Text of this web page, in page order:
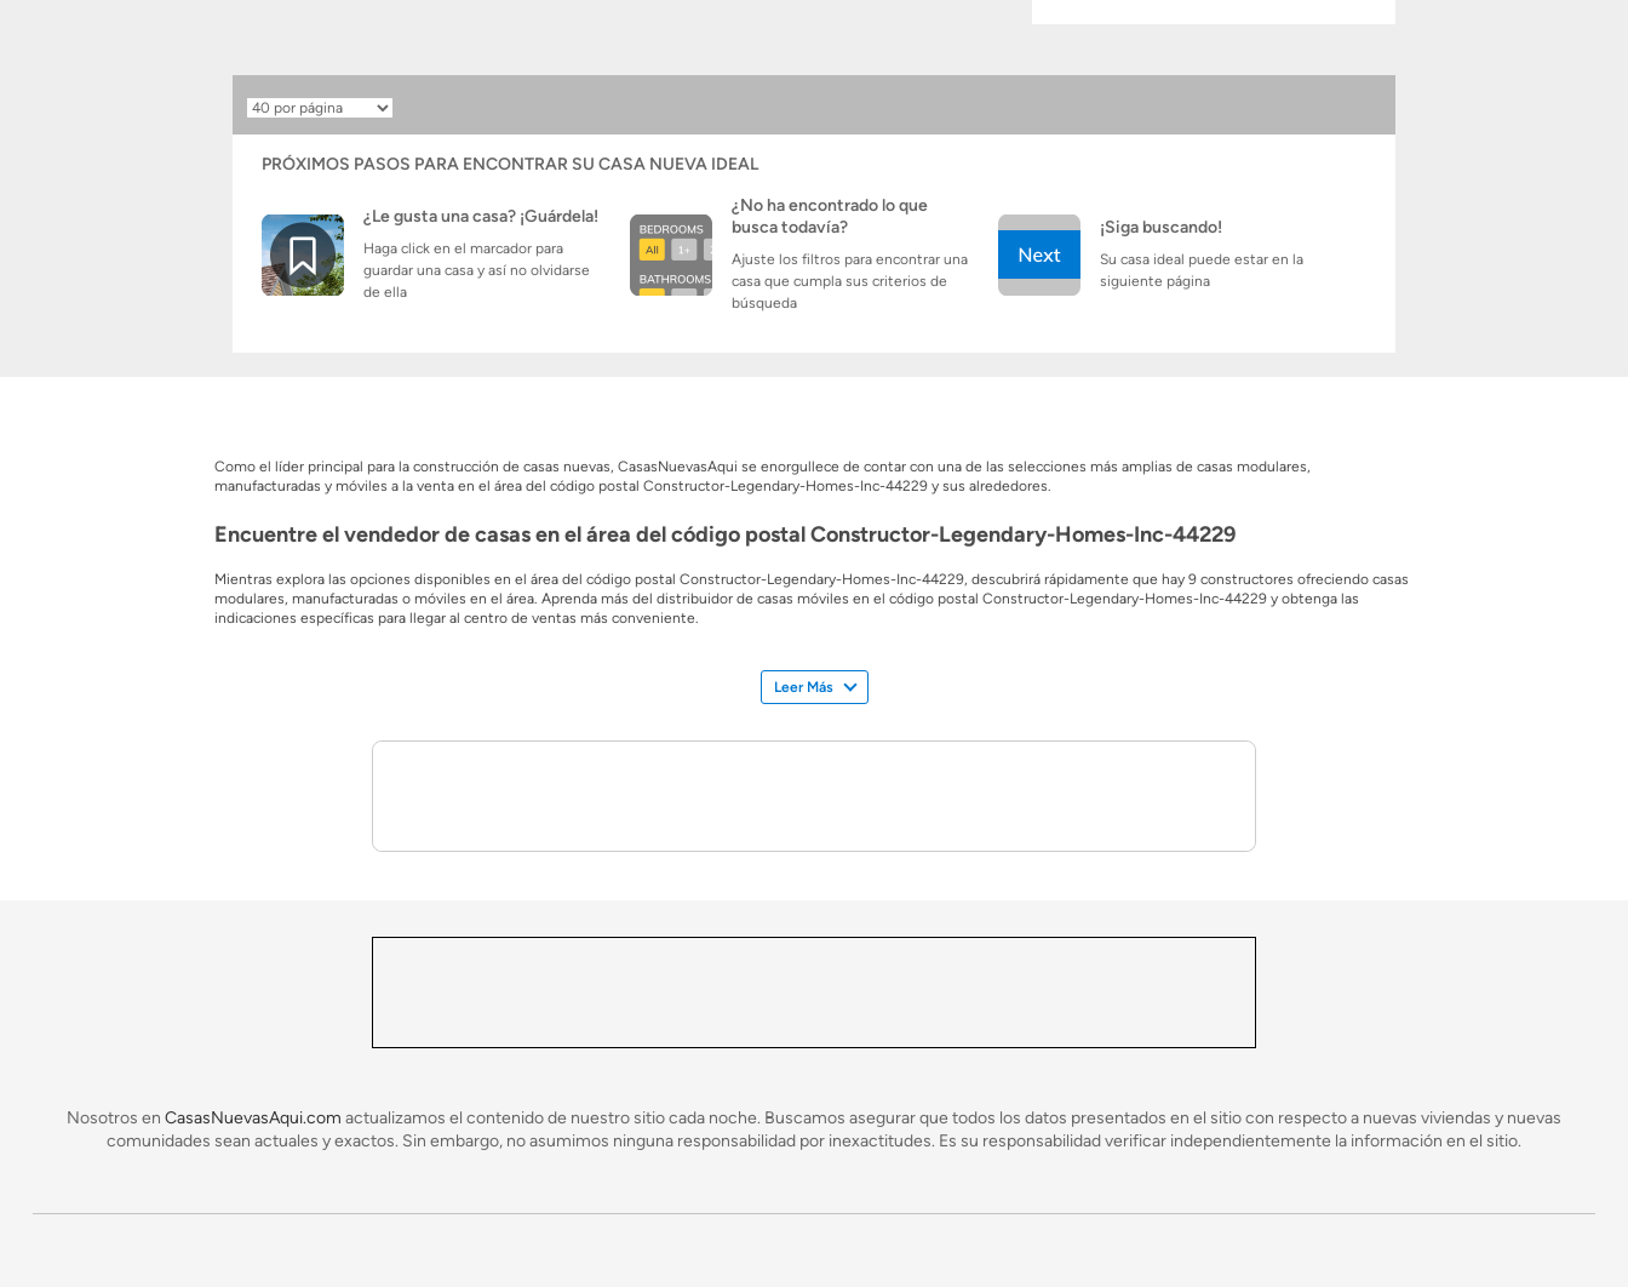
Resultados
por
página
PRÓXIMOS PASOS PARA ENCONTRAR SU CASA NUEVA IDEAL
¿Le gusta una casa? ¡Guárdela!
Haga click en el marcador para
guardar una casa y así no olvidarse
de ella
¿No ha encontrado lo que
busca todavía?
Ajuste los filtros para encontrar una
casa que cumpla sus criterios de
búsqueda
¡Siga buscando!
Su casa ideal puede estar en la
siguiente página
Como el líder principal para la construcción de casas nuevas, CasasNuevasAqui se enorgullece de contar con una de las selecciones más amplias de casas modulares,
manufacturadas y móviles a la venta en el área del código postal Constructor-Legendary-Homes-Inc-44229 y sus alrededores.
Encuentre el vendedor de casas en el área del código postal Constructor-Legendary-Homes-Inc-44229
Mientras explora las opciones disponibles en el área del código postal Constructor-Legendary-Homes-Inc-44229, descubrirá rápidamente que hay 9 constructores ofreciendo casas
modulares, manufacturadas o móviles en el área. Aprenda más del distribuidor de casas móviles en el código postal Constructor-Legendary-Homes-Inc-44229 y obtenga las
indicaciones específicas para llegar al centro de ventas más conveniente.
encontrará algunos planos de planta que cuentan con hasta 0 habitaciones! Una de las mejores cosas de comprar una casa modular es el precio. Con un precio inicial de solo $ $, el
mercado de código postal Constructor-Legendary-Homes-Inc-44229 es uno de los mejores lugares para invertir y construir una casa modular. Descargue los folletos gratuitos de
Leer Más
Nosotros en CasasNuevasAqui.com actualizamos el contenido de nuestro sitio cada noche. Buscamos asegurar que todos los datos presentados en el sitio con respecto a nuevas viviendas y nuevas
comunidades sean actuales y exactos. Sin embargo, no asumimos ninguna responsabilidad por inexactitudes. Es su responsabilidad verificar independientemente la información en el sitio.